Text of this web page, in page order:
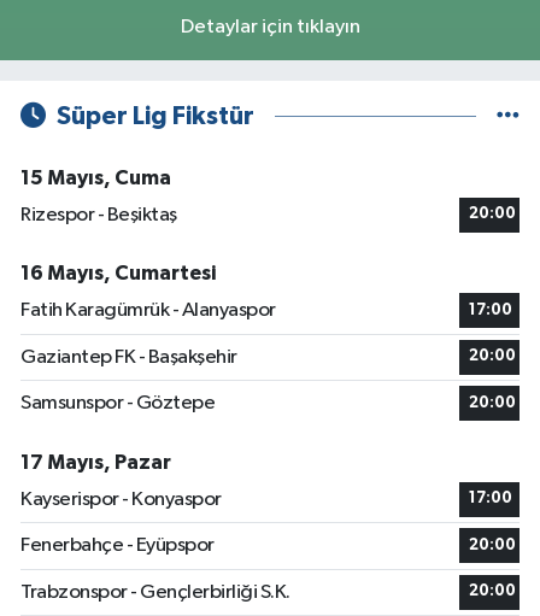
Detaylar için tıklayın
Süper Lig Fikstür
15 Mayıs, Cuma
Rizespor - Beşiktaş
20:00
16 Mayıs, Cumartesi
Fatih Karagümrük - Alanyaspor
17:00
Gaziantep FK - Başakşehir 20:00
Samsunspor - Göztepe 20:00
17 Mayıs, Pazar
Kayserispor - Konyaspor
17:00
Fenerbahçe - Eyüpspor 20:00
Trabzonspor - Gençlerbirliği S.K. 20:00